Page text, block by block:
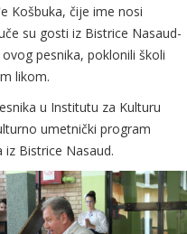
Košbuka, čije ime nosi
su gosti iz Bistrice Nasaud-
pesnika, poklonili školi
likom.
u Institutu za Kulturu
umetnički program
Bistrice Nasaud.